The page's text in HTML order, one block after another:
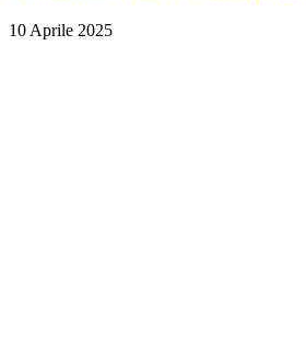
10 Aprile 2025